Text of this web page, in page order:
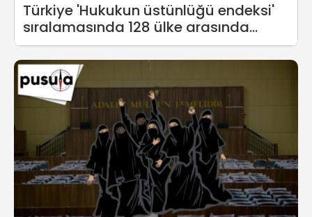
Türkiye 'Hukukun üstünlüğü endeksi'
sıralamasında 128 ülke arasında
107'nci oldu